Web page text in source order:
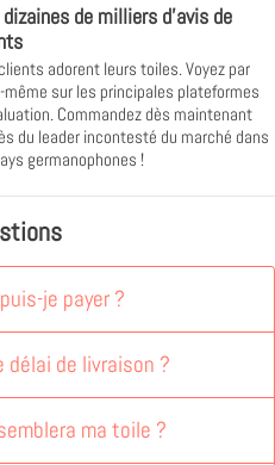
dizaines de milliers d'avis de
adorent leurs toiles. Voyez par
même sur les principales plateformes
Commandez dès maintenant
du leader incontesté du marché dans
germanophones !
je payer ?
délai de livraison ?
ma toile ?